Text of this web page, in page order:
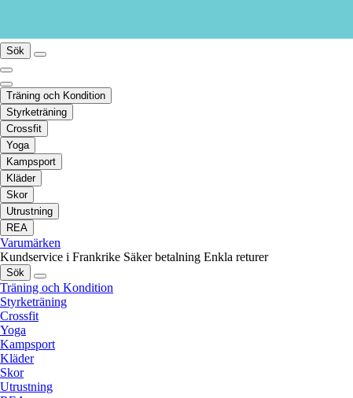
Sök
Träning och Kondition
Styrketräning
Crossfit
Yoga
Kampsport
Kläder
Skor
Utrustning
REA
Varumärken
Kundservice i Frankrike Säker betalning Enkla returer
Sök
Träning och Kondition
Styrketräning
Crossfit
Yoga
Kampsport
Kläder
Skor
Utrustning